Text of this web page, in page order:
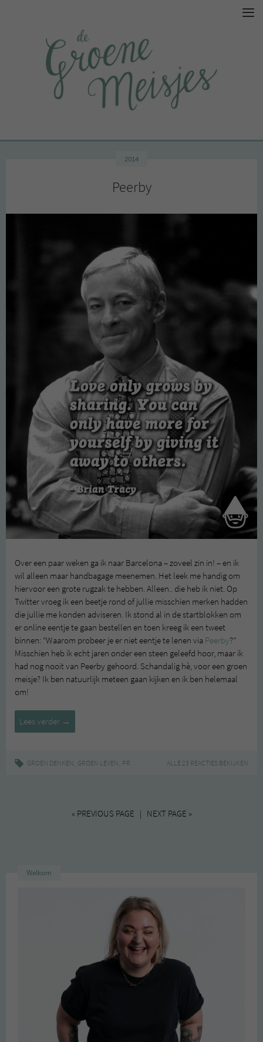
2014
Peerby
Over een paar weken ga ik naar Barcelona – zoveel zin in! – en ik
wil alleen maar handbagage meenemen. Het leek me handig om
hiervoor een grote rugzak te hebben. Alleen.. die heb ik niet. Op
Twitter vroeg ik een beetje rond of jullie misschien merken hadden
die jullie me konden adviseren. Ik stond al in de startblokken om
er online eentje te gaan bestellen en toen kreeg ik een tweet
binnen: “Waarom probeer je er niet eentje te lenen via Peerby?”
Misschien heb ik echt jaren onder een steen geleefd hoor, maar ik
had nog nooit van Peerby gehoord. Schandalig hè, voor een groen
meisje? Ik ben natuurlijk meteen gaan kijken en ik ben helemaal
om!
Lees verder Peerby
→
GROEN DENKEN, GROEN LEVEN, PRODUCTEN BEWUST ,DELEN,DUURZAAM
ALLE 23 REACTIES BEKIJKEN
« PREVIOUS PAGE | NEXT PAGE »
Welkom